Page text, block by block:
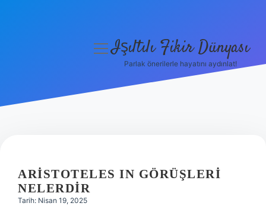
menüyüIşıltılı Fikir Dünyası
Parlak önerilerle hayatını aydınlat!
ARISTOTELES IN GÖRÜŞLERI
NELERDIR
Tarih: Nisan 19, 2025